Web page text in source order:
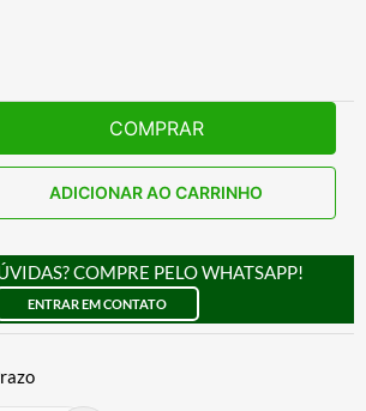
COMPRAR
ADICIONAR AO CARRINHO
COMPRE PELO WHATSAPP!
ENTRAR EM CONTATO